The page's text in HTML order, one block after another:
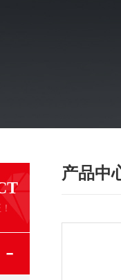
产品中